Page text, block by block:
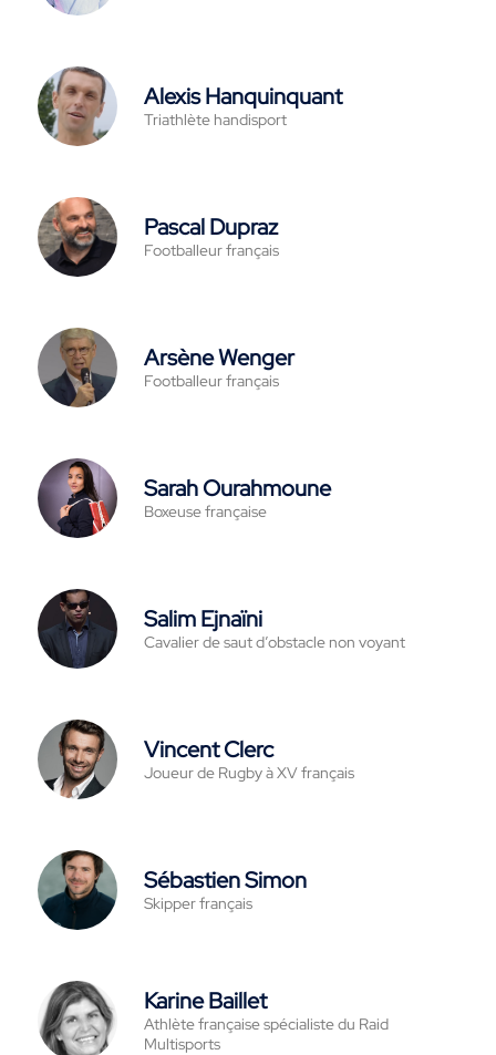
Alexis Hanquinquant
Triathlète handisport
Pascal Dupraz
Footballeur français
Arsène Wenger
Footballeur français
Sarah Ourahmoune
Boxeuse française
Salim Ejnaïni
Cavalier de saut d’obstacle non voyant
Vincent Clerc
Joueur de Rugby à XV français
Sébastien Simon
Skipper français
Karine Baillet
Athlète française spécialiste du Raid
Multisports